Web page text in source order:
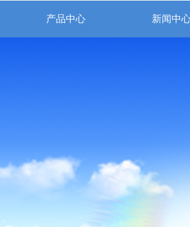
产品中心 新闻中